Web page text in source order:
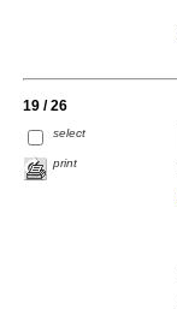
19 / 26
select
print